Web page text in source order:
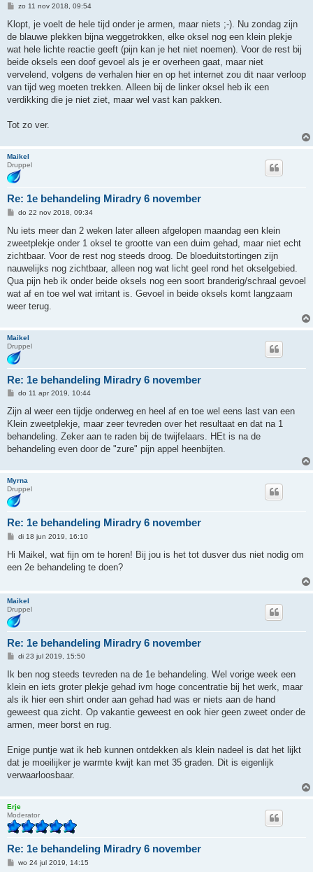
B
r
c
h
zo 11 nov 2018, 09:54
Klopt, je voelt de hele tijd onder je armen, maar niets ;-). Nu zondag zijn
de blauwe plekken bijna weggetrokken, elke oksel nog een klein plekje
wat hele lichte reactie geeft (pijn kan je het niet noemen). Voor de rest bij
beide oksels een doof gevoel als je er overheen gaat, maar niet
vervelend, volgens de verhalen hier en op het internet zou dit naar verloop
van tijd weg moeten trekken. Alleen bij de linker oksel heb ik een
verdikking die je niet ziet, maar wel vast kan pakken.
Tot zo ver.
Maikel
Druppel
Re: 1e behandeling Miradry 6 november
B
r
c
h
do 22 nov 2018, 09:34
Nu iets meer dan 2 weken later alleen afgelopen maandag een klein
zweetplekje onder 1 oksel te grootte van een duim gehad, maar niet echt
zichtbaar. Voor de rest nog steeds droog. De bloeduitstortingen zijn
nauwelijks nog zichtbaar, alleen nog wat licht geel rond het okselgebied.
Qua pijn heb ik onder beide oksels nog een soort branderig/schraal gevoel
wat af en toe wel wat irritant is. Gevoel in beide oksels komt langzaam
weer terug.
Maikel
Druppel
Re: 1e behandeling Miradry 6 november
B
r
i
c
h
do 11 apr 2019, 10:44
Zijn al weer een tijdje onderweg en heel af en toe wel eens last van een
Klein zweetplekje, maar zeer tevreden over het resultaat en dat na 1
behandeling. Zeker aan te raden bij de twijfelaars. HEt is na de
behandeling even door de "zure" pijn appel heenbijten.
Myrna
Druppel
Re: 1e behandeling Miradry 6 november
B
c
di 18 jun 2019, 16:10
Hi Maikel, wat fijn om te horen! Bij jou is het tot dusver dus niet nodig om
een 2e behandeling te doen?
Maikel
Druppel
Re: 1e behandeling Miradry 6 november
B
c
h
di 23 jul 2019, 15:50
Ik ben nog steeds tevreden na de 1e behandeling. Wel vorige week een
klein en iets groter plekje gehad ivm hoge concentratie bij het werk, maar
als ik hier een shirt onder aan gehad had was er niets aan de hand
geweest qua zicht. Op vakantie geweest en ook hier geen zweet onder de
armen, meer borst en rug.
Enige puntje wat ik heb kunnen ontdekken als klein nadeel is dat het lijkt
dat je moeilijker je warmte kwijt kan met 35 graden. Dit is eigenlijk
verwaarloosbaar.
Erje
Moderator
Re: 1e behandeling Miradry 6 november
Bwo 24 jul 2019, 14:15